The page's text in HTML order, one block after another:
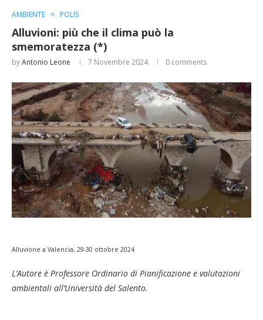
AMBIENTE POLIS
Alluvioni: più che il clima può la
smemoratezza (*)
byAntonio Leone 7 Novembre 2024 0 comments
Alluvione a Valencia, 29-30 ottobre 2024
L’Autore è Professore Ordinario di Pianificazione e valutazioni
ambientali all’Università del Salento.